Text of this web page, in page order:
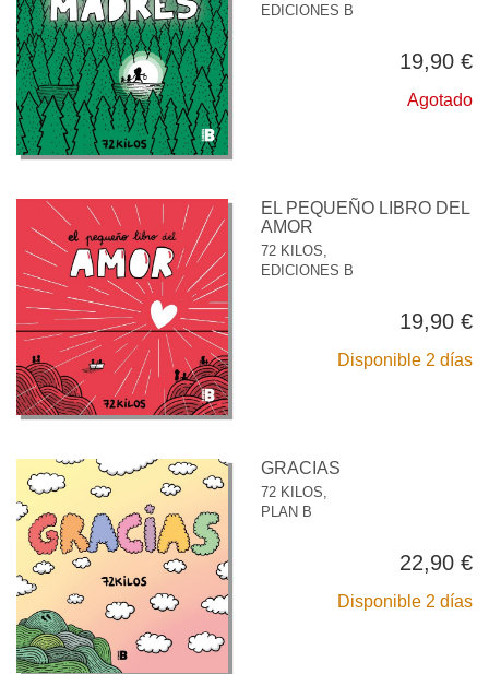
EDICIONES B
19,90 €
Agotado
EL PEQUEÑO LIBRO DEL
AMOR
72 KILOS,
EDICIONES B
19,90 €
Disponible 2 días
GRACIAS
72 KILOS,
PLAN B
22,90 €
Disponible 2 días